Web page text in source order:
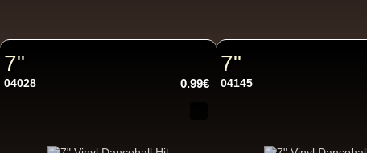
7"
04028 0.99€
7"
04145